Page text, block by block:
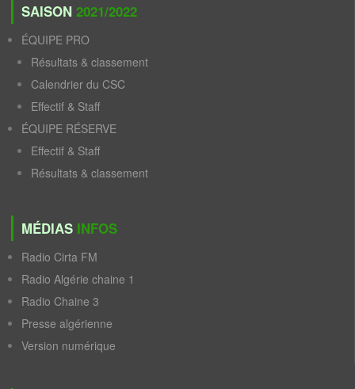
SAISON 2021/2022
ÉQUIPE PRO
Résultats & classement
Calendrier du CSC
Effectif & Staff
ÉQUIPE RÉSERVE
Effectif & Staff
Résultats & classement
MÉDIAS INFOS
Radio Cirta FM
Radio Algérie chaine 1
Radio Chaine 3
Presse algérienne
Version numérique